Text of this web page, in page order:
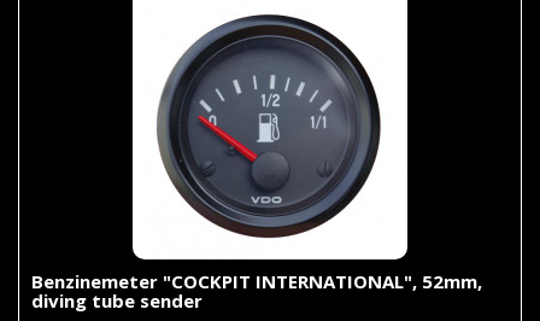
Benzinemeter "COCKPIT INTERNATIONAL", 52mm,
diving tube sender